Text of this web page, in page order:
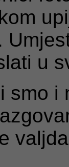
u
smo i